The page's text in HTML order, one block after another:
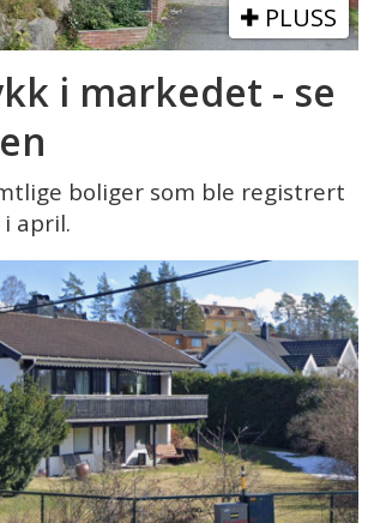
PLUSS
i markedet - se
boliger som ble registrert
april.